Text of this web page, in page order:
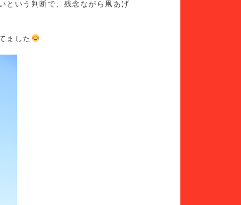
という判断で、残念ながら凧あげ
ました